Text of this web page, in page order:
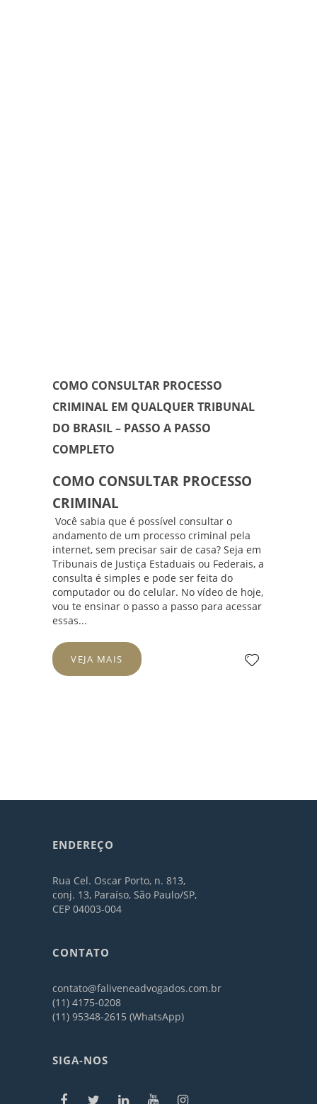
COMO CONSULTAR PROCESSO
CRIMINAL EM QUALQUER TRIBUNAL
DO BRASIL – PASSO A PASSO
COMPLETO
COMO CONSULTAR PROCESSO
CRIMINAL
Você sabia que é possível consultar o
andamento de um processo criminal pela
internet, sem precisar sair de casa? Seja em
Tribunais de Justiça Estaduais ou Federais, a
consulta é simples e pode ser feita do
computador ou do celular. No vídeo de hoje,
vou te ensinar o passo a passo para acessar
essas...
VEJA MAIS
ENDEREÇO
Rua Cel. Oscar Porto, n. 813,
conj. 13, Paraíso, São Paulo/SP,
CEP 04003-004
CONTATO
contato@faliveneadvogados.com.br
(11) 4175-0208
(11) 95348-2615 (WhatsApp)
SIGA-NOS